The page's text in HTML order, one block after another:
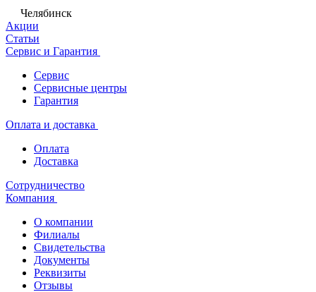
Челябинск
Акции
Статьи
Сервис и Гарантия
Сервис
Сервисные центры
Гарантия
Оплата и доставка
Оплата
Доставка
Сотрудничество
Компания
О компании
Филиалы
Свидетельства
Документы
Реквизиты
Отзывы